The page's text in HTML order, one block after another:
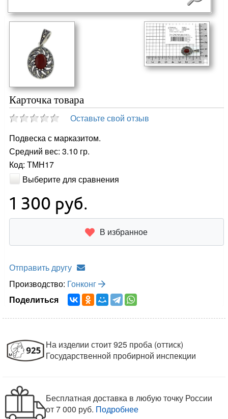
Карточка товара
Оставьте свой отзыв
Подвеска с марказитом.
Средний вес: 3.10 гр.
Код: ТМН17
Выберите для сравнения
1 300 руб.
В избранное
Отправить другу
Производство: Гонконг
Поделиться
На изделии стоит 925 проба (оттиск)
Государственной пробирной инспекции
Бесплатная доставка в любую точку России
от 7 000 руб. Подробнее